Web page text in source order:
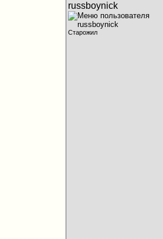
russboynick
Старожил